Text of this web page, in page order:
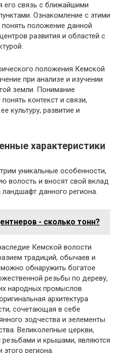
его связь с ближайшими
Ознакомление с этими
положение данной
развития и областей с
положения Кемской
при анализе и изучении
земли. Понимание
контекст и связи,
культуру, развитие и
характеристики
уникальные особенности,
волость и вносят свой вклад
данного региона.
- сколько тонн?
Кемской волости
традиций, обычаев и
обнаружить богатое
резьбы по дереву,
народных промыслов.
архитектура
сочетающая в себе
зодчества и эелементы
Великолепные церкви,
и крышами, являются
региона.